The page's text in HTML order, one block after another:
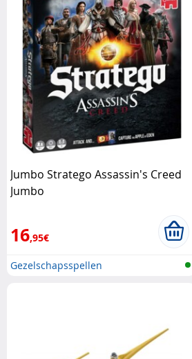
Jumbo Stratego Assassin's Creed
Jumbo
16,95€
Gezelschapsspellen